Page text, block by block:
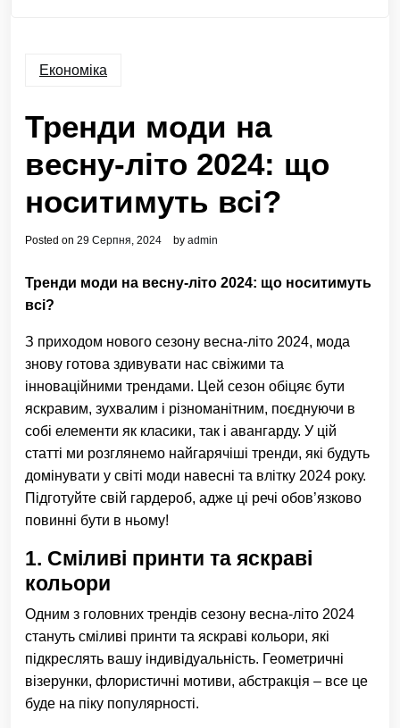
Економіка
Тренди моди на
весну-літо 2024: що
носитимуть всі?
Posted on 29 Серпня, 2024 by admin
Тренди моди на весну-літо 2024: що носитимуть
всі?
З приходом нового сезону весна-літо 2024, мода
знову готова здивувати нас свіжими та
інноваційними трендами. Цей сезон обіцяє бути
яскравим, зухвалим і різноманітним, поєднуючи в
собі елементи як класики, так і авангарду. У цій
статті ми розглянемо найгарячіші тренди, які будуть
домінувати у світі моди навесні та влітку 2024 року.
Підготуйте свій гардероб, адже ці речі обов’язково
повинні бути в ньому!
1. Сміливі принти та яскраві
кольори
Одним з головних трендів сезону весна-літо 2024
стануть сміливі принти та яскраві кольори, які
підкреслять вашу індивідуальність. Геометричні
візерунки, флористичні мотиви, абстракція – все це
буде на піку популярності.